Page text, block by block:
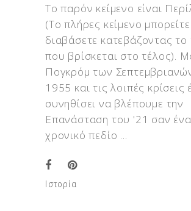
Το παρόν κείμενο είναι
(Το πλήρες κείμενο
διαβάσετε κατεβάζοντας το
που βρίσκεται στο τέλος).
Πογκρόμ των
1955 και τις λοιπές κρίσεις
συνηθίσει να βλέπουμε την
Επανάσταση του '21 σαν ένα
χρονικό πεδίο
Ιστορία